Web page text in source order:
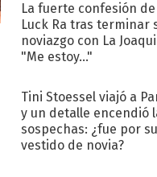
La fuerte confesión de
Luck Ra tras terminar
noviazgo con La
"Me estoy..."
Tini Stoessel viajó a
y un detalle encendió
sospechas: ¿fue por su
vestido de novia?